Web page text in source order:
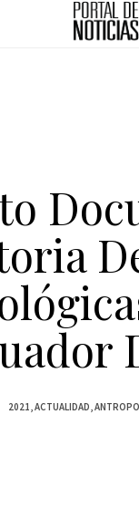
2021 ACTUALIDAD